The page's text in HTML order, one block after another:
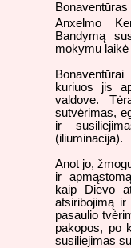
Anxelmo
Bandymą
mokymu
kuriuos jis
valdove.
sutvėrimas,
ir
(iliuminacija).
Anot jo,
ir
kaip Dievo
atsiribojimą
pasaulio
pakopos, po
susiliejimas